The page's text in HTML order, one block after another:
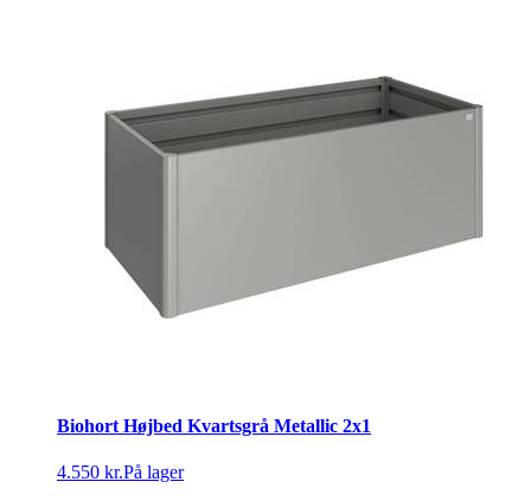
Biohort Højbed Kvartsgrå Metallic 2x1
4.550 kr.På lager